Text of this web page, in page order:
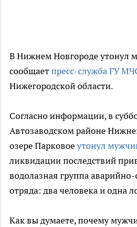
В Нижнем Новгороде утонул
сообщаетпресс-служба ГУ
Нижегородской области.
Согласно информации, в
Автозаводском районе
озере Парковоеутонул
ликвидации последствий
водолазная группа аварийно-
отряда: два человека и одна
Как вы думаете, почему